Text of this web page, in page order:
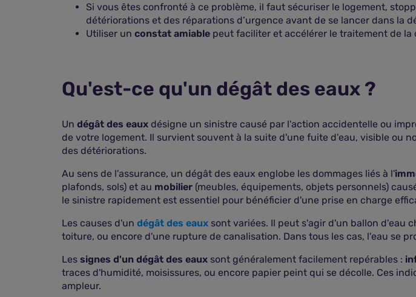
Si vous êtes confronté à ce problème, il faut sécuriser le logement,
détériorations et des réparations d’urgence avant de se lancer dans la
Utiliser un constat amiable peut faciliter et accélérer le traitement de la
Qu'est-ce qu'un dégât des eaux ?
Un dégât des eaux désigne un sinistre causé par l'action accidentelle ou
de votre logement. Il survient souvent à la suite d'une fuite d'eau, visible ou
des détériorations.
Au sens de l'assurance, un dégât des eaux englobe les dommages liés à l'
plafonds, sols) et au mobilier (meubles, équipements, objets personnels)
le sinistre rapidement est essentiel pour bénéficier d'une prise en charge
Les causes d'un dégât des eaux sont variées. Il peut s'agir d'un ballon d'eau
toiture, ou encore d'une rupture de canalisation. Dans tous les cas, l'eau se
Les signes d'un dégât des eaux sont généralement facilement repérables :
traces d'humidité, moisissures, ou encore papier peint qui se décolle. Ces
ampleur.